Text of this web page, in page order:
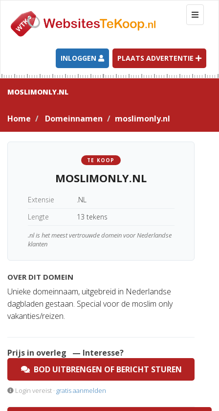
T
o
g
l
e
n
a
t
INLOGGEN PLAATS ADVERTENTIE
MOSLIMONLY.NL
Home Domeinnamen moslimonly.nl
TE KOOP
MOSLIMONLY.NL
Extensie
.NL
Lengte
13 tekens
.nl is het meest vertrouwde domein voor Nederlandse
klanten
OVER DIT DOMEIN
Unieke domeinnaam, uitgebreid in Nederlandse
dagbladen gestaan. Special voor de moslim only
vakanties/reizen.
Prijs in overleg
— Interesse?
BOD UITBRENGEN OF BERICHT STUREN
Login vereist · gratis aanmelden